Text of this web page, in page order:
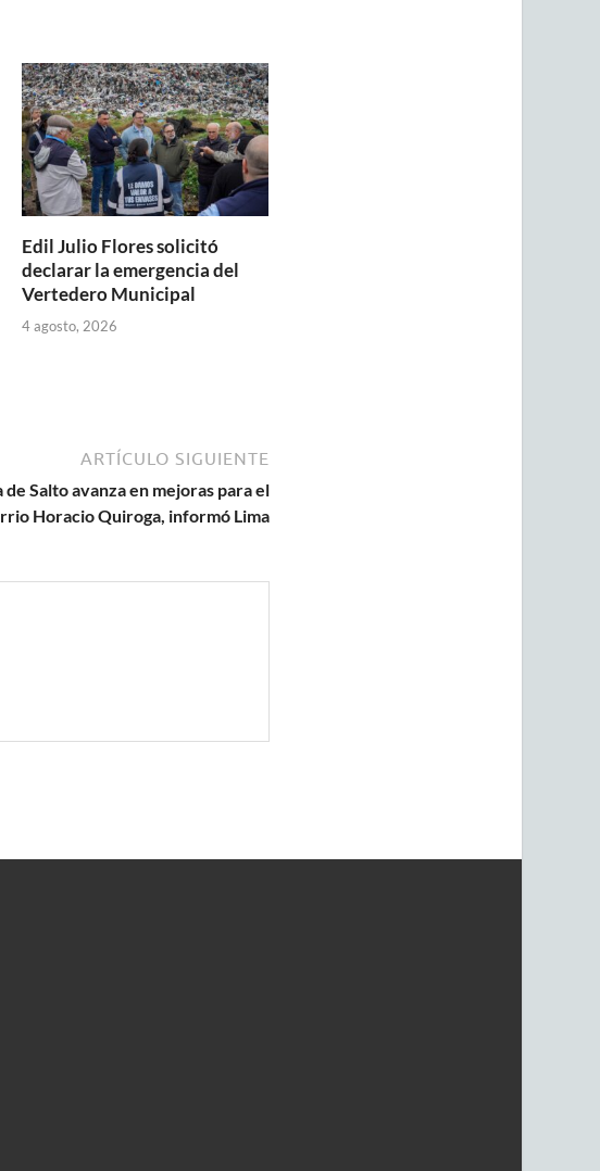
Edil Julio Flores solicitó
declarar la emergencia del
Vertedero Municipal
4 agosto, 2026
ARTÍCULO SIGUIENTE
Salto avanza en mejoras para el
Horacio Quiroga, informó Lima